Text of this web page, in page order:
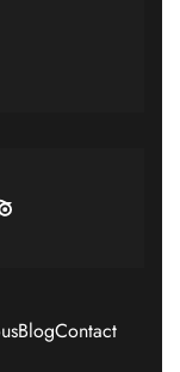
BlogContact